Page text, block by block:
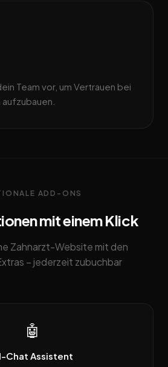
Team vor, um Vertrauen bei
ADD-ONS
mit einem Klick
Zahnarzt-Website mit den
– jederzeit zubuchbar
🤖
Chat Assistent